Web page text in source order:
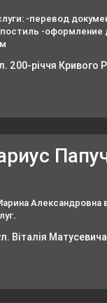
-перевод
-оформление
200-річчя Кривого
Віталія